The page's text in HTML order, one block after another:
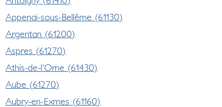
Appenai-sous-Bellême (61130)
Argentan (61200)
Aspres (61270)
Athis-de-l'Orne (61430)
Aube (61270)
Aubry-en-Exmes (61160)